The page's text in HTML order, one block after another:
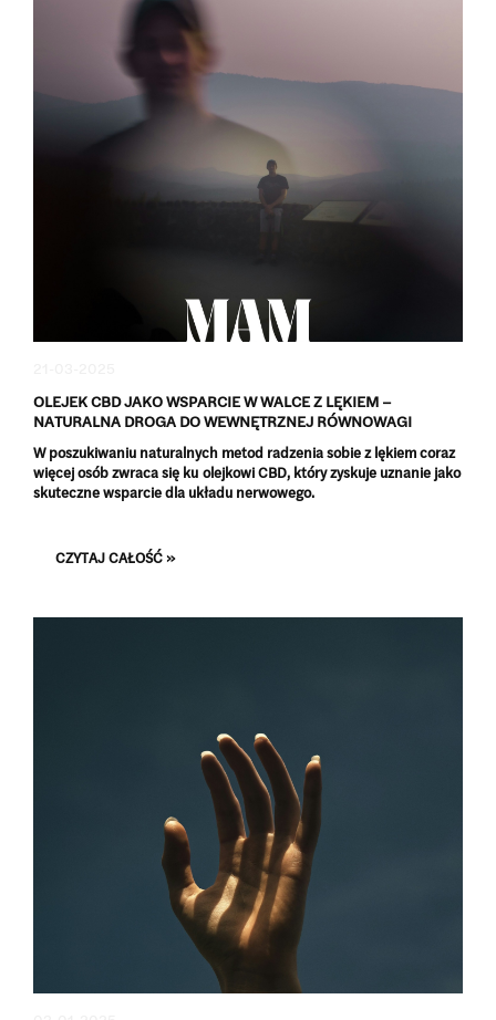
OLEJEK CBD JAKO WSPARCIE W WALCE Z LĘKIEM –
NATURALNA DROGA DO WEWNĘTRZNEJ RÓWNOWAGI
W poszukiwaniu naturalnych metod radzenia sobie z lękiem coraz
więcej osób zwraca się ku olejkowi CBD, który zyskuje uznanie jako
skuteczne wsparcie dla układu nerwowego.
CZYTAJ CAŁOŚĆ »